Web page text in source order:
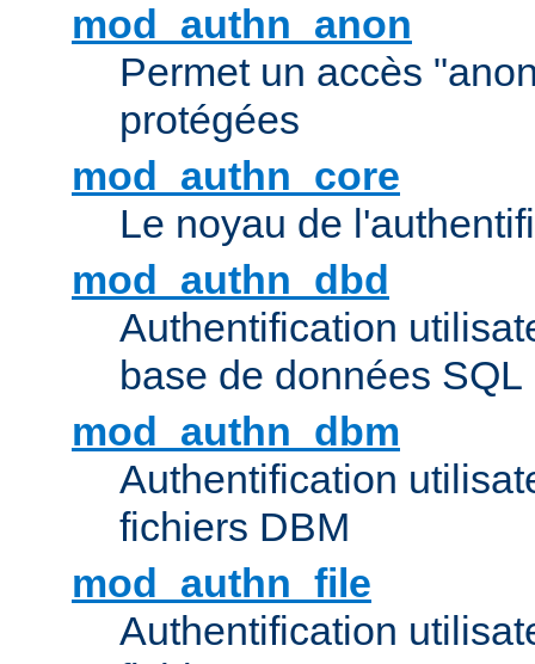
mod_authn_anon
Permet un accès
protégées
mod_authn_core
Le noyau de
mod_authn_dbd
Authentification
base de données SQL
mod_authn_dbm
Authentification
fichiers DBM
mod_authn_file
Authentification